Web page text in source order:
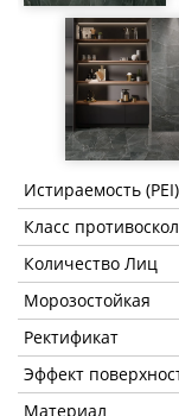
Истираемость (PEI)
Класс
Количество Лиц
Морозостойкая
Ректификат
Эффект
Материал